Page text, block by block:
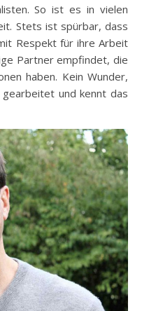
So ist es in vielen
Stets ist spürbar, dass
Respekt für ihre Arbeit
Partner empfindet, die
haben. Kein Wunder,
und kennt das